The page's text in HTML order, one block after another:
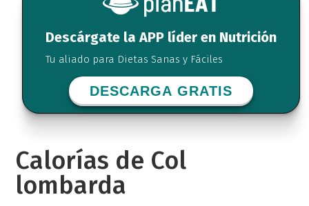
Descárgate la APP líder en Nutrición
Tu aliado para Dietas Sanas y Fáciles
DESCARGA GRATIS
Calorías de Col
lombarda